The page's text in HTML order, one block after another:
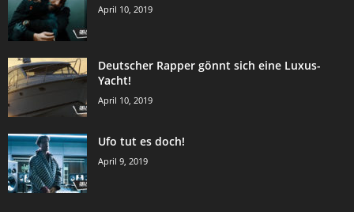
April 10, 2019
Deutscher Rapper gönnt sich eine Luxus-
Yacht!
April 10, 2019
Ufo tut es doch!
April 9, 2019